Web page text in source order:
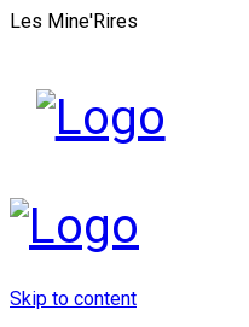
Les Mine'Rires
Skip to content